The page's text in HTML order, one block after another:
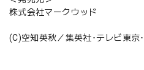
株式会社マークウッド
(C)空知英秋／集英社･テレビ東京